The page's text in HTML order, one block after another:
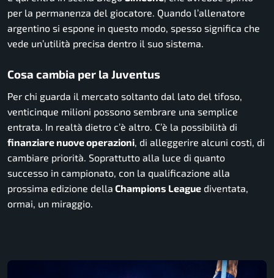
per la permanenza del giocatore. Quando l’allenatore
argentino si espone in questo modo, spesso significa che
vede un’utilità precisa dentro il suo sistema.
Cosa cambia per la Juventus
Per chi guarda il mercato soltanto dal lato del tifoso,
venticinque milioni possono sembrare una semplice
entrata. In realtà dietro c’è altro. C’è la possibilità di
finanziare nuove operazioni, di alleggerire alcuni costi, di
cambiare priorità. Soprattutto alla luce di quanto
successo in campionato, con la qualificazione alla
prossima edizione della Champions League diventata,
ormai, un miraggio.